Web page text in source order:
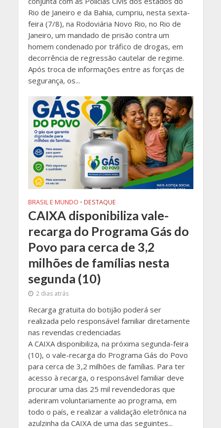
Rio de Janeiro e da Bahia, cumpriu, nesta sexta-
feira (7/8), na Rodoviária Novo Rio, no Rio de
Janeiro, um mandado de prisão contra um
homem condenado por tráfico de drogas, em
decorrência de regressão cautelar de regime.
Após troca de informações entre as forças de
segurança, os...
BRASIL E MUNDO • DESTAQUE
CAIXA disponibiliza vale-
recarga do Programa Gás do
Povo para cerca de 3,2
milhões de famílias nesta
segunda (10)
2 dias atrás
Recarga gratuita do botijão poderá ser
realizada pelo responsável familiar diretamente
nas revendas credenciadas
​A CAIXA disponibiliza, na próxima segunda-feira
(10), o vale-recarga do Programa Gás do Povo
para cerca de 3,2 milhões de famílias. Para ter
acesso à recarga, o responsável familiar deve
procurar uma das 25 mil revendedoras que
aderiram voluntariamente ao programa, em
todo o país, e realizar a validação eletrônica na
azulzinha da CAIXA de uma das seguintes...